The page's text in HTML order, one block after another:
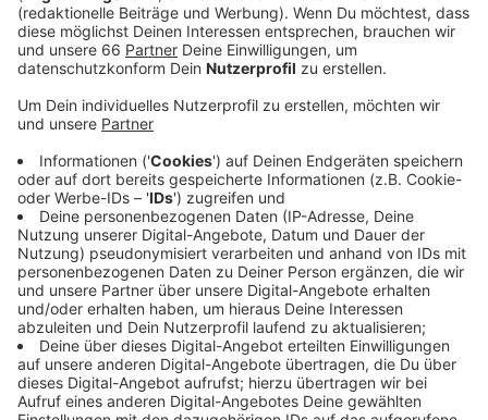
Das geht aus einem Gesetzesentwurf des
Gesundheitsministeriums hervor. Thomas Preis,
Vorsitzender des Apothekerverbandes Nordrhein,
glaubt aber nicht, dass sich das bis zum 1. Januar 2024
umsetzen lässt. Zum Beispiel sei noch nicht klar, ob
die Systeme dafür schon stabil genug sind. In den
vergangenen anderthalb Jahren seien rund 1,5
Millionen E-Rezepte in den Apotheken vorgezeigt
worden. Bei einer E-Rezept-Pflicht wären es aber über
eine Million E-Rezepte am Tag. Außerdem hätten viele
Arztpraxen ihre Systeme noch nicht so angepasst,
dass sie E-Rezepte ausstellen können, so Preis weiter.
Anzeige